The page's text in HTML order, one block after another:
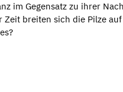
im Gegensatz zu ihrer
breiten sich die Pilze